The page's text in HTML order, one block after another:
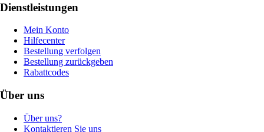
Dienstleistungen
Mein Konto
Hilfecenter
Bestellung verfolgen
Bestellung zurückgeben
Rabattcodes
Über uns
Über uns?
Kontaktieren Sie uns